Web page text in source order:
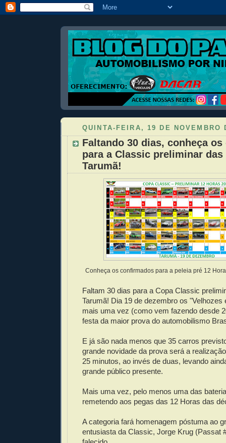
QUINTA-FEIRA, 19 DE NOVEMBRO
Faltando 30 dias, conheça
para a Classic preliminar das
Tarumã!
Conheça os confirmados para a peleia pré 12
Faltam 30 dias para a Copa Classic
Tarumã! Dia 19 de dezembro os "Velhozes
mais uma vez (como vem fazendo desde
festa da maior prova do automobilismo
E já são nada menos que 35 carros
grande novidade da prova será a
25 minutos, ao invés de duas, levando
grande público presente.
Mais uma vez, pelo menos uma das
remetendo aos pegas das 12 Horas das
A categoria fará homenagem póstuma ao
entusiasta da Classic, Jorge Krug (Passat